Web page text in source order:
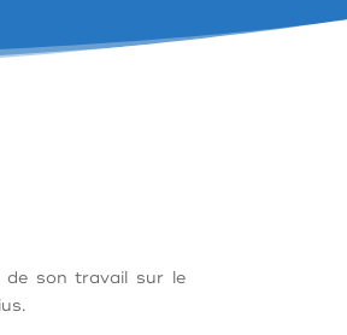
de son travail sur le